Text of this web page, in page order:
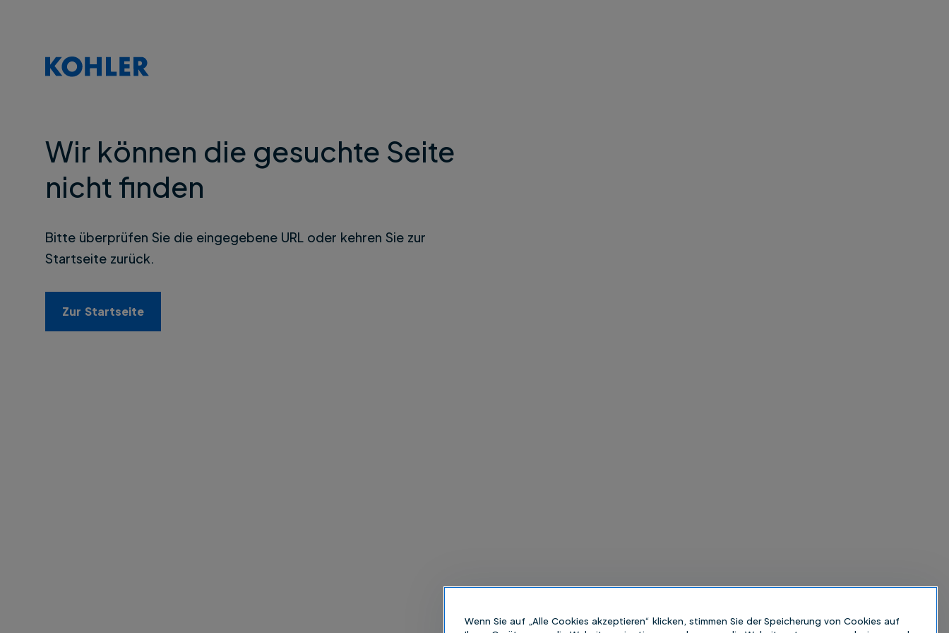
Wir können die gesuchte Seite
nicht finden
Bitte überprüfen Sie die eingegebene URL oder kehren Sie zur
Startseite zurück.
Zur Startseite
Wenn Sie auf „Alle Cookies akzeptieren“ klicken, stimmen Sie der Speicherung von Cookies auf